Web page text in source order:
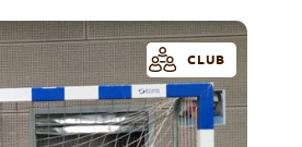
CLUB